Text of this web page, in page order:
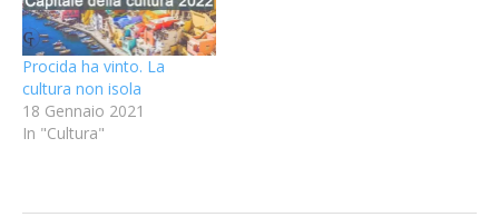
Procida ha vinto. La
cultura non isola
18 Gennaio 2021
In "Cultura"